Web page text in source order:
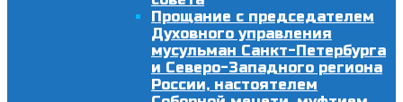
Прощание с председателем
Духовного управления
мусульман Санкт-Петербурга
и Северо-Западного региона
России, настоятелем